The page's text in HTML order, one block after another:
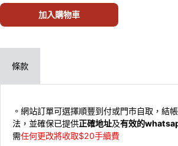
加入購物車
條款
。網站訂單可選擇順豐到付或門市自取，結
法，並確保已提供正確地址及有效的
需任何更改將收取$20手續費